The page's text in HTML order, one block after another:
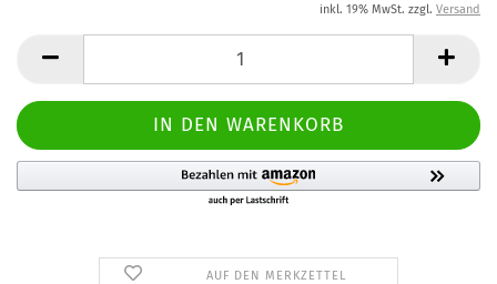
inkl. 19% MwSt. zzgl. Versand
AUF DEN MERKZETTEL